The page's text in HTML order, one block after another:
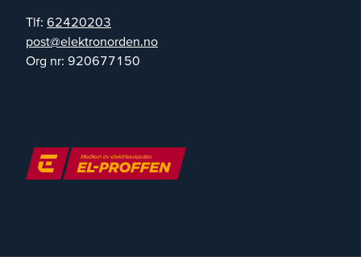
Tlf: 62420203
on.nedronortkele@tsop
Org nr: 920677150